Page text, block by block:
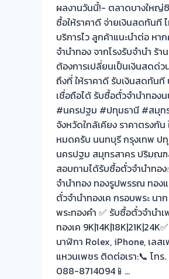
ซื้อ
ถึงที่
จ่าย
เงินสด
ทันที!
จบ
หน้า
งาน
คุณ
กำลัง
มอง
หา
ร้าน
รับ
ซื้อ
ตั๋ว
จำนำ
ทอง
ที่
ผลงานวันนี้!- ตลาดบางใหญ่
ซื้อให้ราคาดี จ่ายเงินสดทันที
บริการไว ลูกค้าแนะนำต่อ ห
จำนำทอง จากโรงรับจำนำ ร้า
ต้องการเปลี่ยนเป็นเงินสดด่ว
ถึงที่ ให้ราคาดี รับเงินสดทัน
เชื่อถือได้ รับซื้อตั๋วจำนำทอง
#นครปฐม #ปทุมธานี #สมุท
จังหวัดใกล้เคียง ราคาตรงกัน
หมดครับ นนทบุรี กรุงเทพ ป
นครปฐม สมุทรสาคร ปริมณ
สอบถามได้รับซื้อตั๋วจำนำทอ
จำนำทอง ทองรูปพรรณ ทอง
ตั๋วจำนำทองเค กรอบพระ นา
พระทองคำ ✅ รับซื้อตั๋วจำนำ
ทองเค
นาฬิกา Rolex, iPhone, เลส
แหวนเพชร ติดต่อเรา:📞 โท
088-8714094📱…